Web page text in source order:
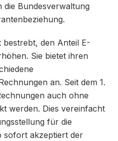
die Bundesverwaltung
bestrebt, den Anteil E-
Sie bietet ihren
an. Seit dem 1.
auch ohne
werden. Dies vereinfacht
für die
sofort akzeptiert der